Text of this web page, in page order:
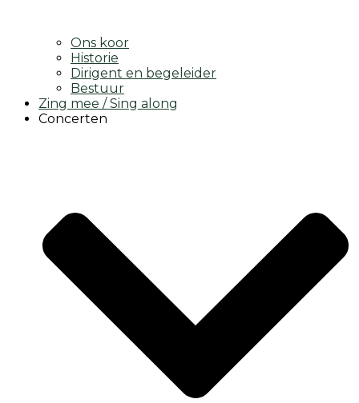
Ons koor
Historie
Dirigent en begeleider
Bestuur
Zing mee / Sing along
Concerten